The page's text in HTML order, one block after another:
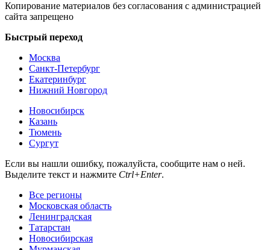
Копирование материалов без согласования с администрацией
сайта запрещено
Быстрый переход
Москва
Санкт-Петербург
Екатеринбург
Нижний Новгород
Новосибирск
Казань
Тюмень
Сургут
Если вы нашли ошибку, пожалуйста, сообщите нам о ней.
Выделите текст и нажмите Ctrl+Enter.
Все регионы
Московская область
Ленинградская
Татарстан
Новосибирская